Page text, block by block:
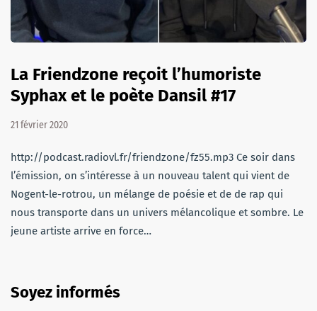
La Friendzone reçoit l’humoriste
Syphax et le poète Dansil #17
21 février 2020
http://podcast.radiovl.fr/friendzone/fz55.mp3 Ce soir dans
l’émission, on s’intéresse à un nouveau talent qui vient de
Nogent-le-rotrou, un mélange de poésie et de de rap qui
nous transporte dans un univers mélancolique et sombre. Le
jeune artiste arrive en force…
Soyez informés